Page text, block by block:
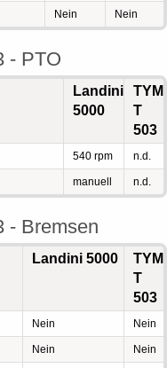
Nein Nein
- PTO
Landini
5000
TYM
T
503
540 rpm n.d.
manuell n.d.
- Bremsen
Landini 5000
TYM
T
503
Nein Nein
Nein Nein